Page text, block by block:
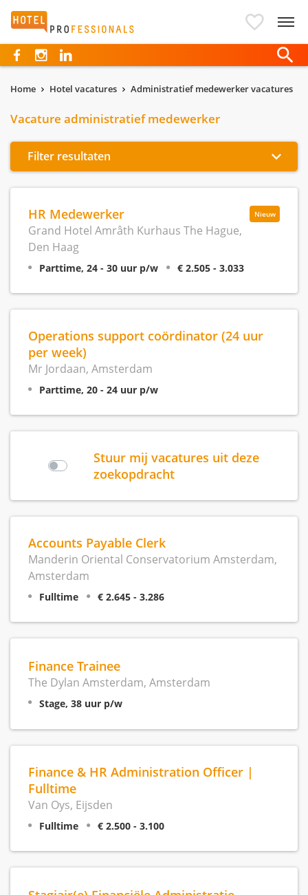
Hotelprofessionals
Home Hotel vacatures Administratief medewerker vacatures
Vacature administratief medewerker
Filter resultaten
Nieuw
HR Medewerker
Grand Hotel Amrâth Kurhaus The Hague,
Den Haag
Parttime, 24 - 30 uur p/w € 2.505 - 3.033
Operations support coördinator (24 uur
per week)
Mr Jordaan, Amsterdam
Parttime, 20 - 24 uur p/w
Stuur mij vacatures uit deze
zoekopdracht
Accounts Payable Clerk
Manderin Oriental Conservatorium Amsterdam,
Amsterdam
Fulltime € 2.645 - 3.286
Finance Trainee
The Dylan Amsterdam, Amsterdam
Stage, 38 uur p/w
Finance & HR Administration Officer |
Fulltime
Van Oys, Eijsden
Fulltime € 2.500 - 3.100